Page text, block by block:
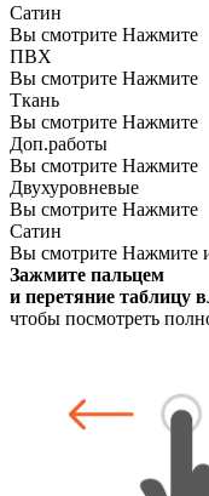
Сатин
Вы смотрите Нажмите
ПВХ
Вы смотрите Нажмите
Ткань
Вы смотрите Нажмите
Доп.работы
Вы смотрите Нажмите
Двухуровневые
Вы смотрите Нажмите
Сатин
Вы смотрите Нажмите
Зажмите пальцем
и перетяние таблицу
чтобы посмотреть